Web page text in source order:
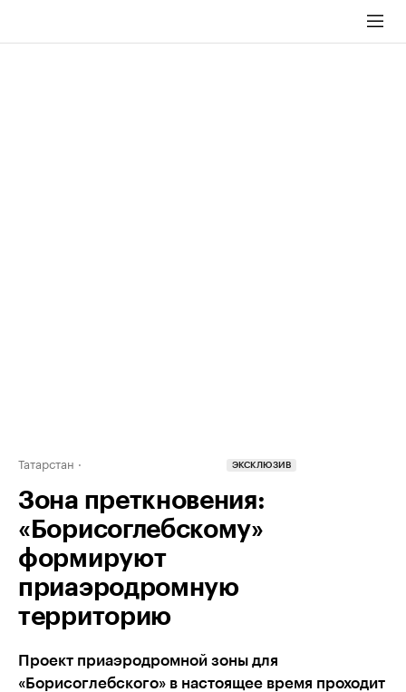
Татарстан ЭКСКЛЮЗИВ
Зона преткновения:
«Борисоглебскому»
формируют
приаэродромную
территорию
Проект приаэродромной зоны для
«Борисоглебского» в настоящее время проходит